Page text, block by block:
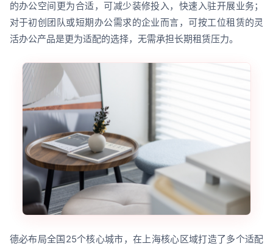
的办公空间更为合适，可减少装修投入，快速入驻开展业务；
对于初创团队或短期办公需求的企业而言，可按工位租赁的灵
活办公产品是更为适配的选择，无需承担长期租赁压力。
德必布局全国25个核心城市，在上海核心区域打造了多个适配